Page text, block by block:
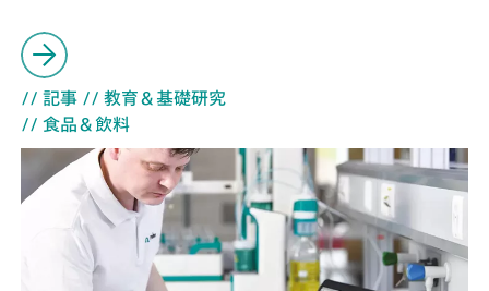
// 記事 // 教育＆基礎研究
// 食品＆飲料